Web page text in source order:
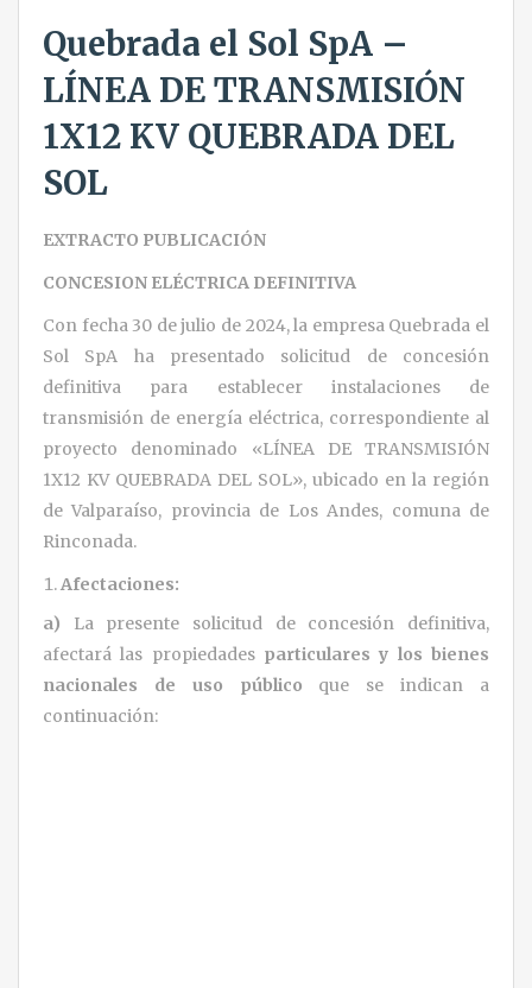
Quebrada el Sol SpA –
LÍNEA DE TRANSMISIÓN
1X12 KV QUEBRADA DEL
SOL
EXTRACTO PUBLICACIÓN
CONCESION ELÉCTRICA DEFINITIVA
Con fecha 30 de julio de 2024, la empresa Quebrada el
Sol SpA ha presentado solicitud de concesión
definitiva para establecer instalaciones de
transmisión de energía eléctrica, correspondiente al
proyecto denominado «LÍNEA DE TRANSMISIÓN
1X12 KV QUEBRADA DEL SOL», ubicado en la región
de Valparaíso, provincia de Los Andes, comuna de
Rinconada.
Afectaciones:
a) La presente solicitud de concesión definitiva,
afectará las propiedades particulares y los bienes
nacionales de uso público que se indican a
continuación: